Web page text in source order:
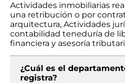
Actividades inmobiliarias
una retribución o por
arquitectura, Actividades
contabilidad teneduría de
financiera y asesoría
¿Cuál es el
registra?